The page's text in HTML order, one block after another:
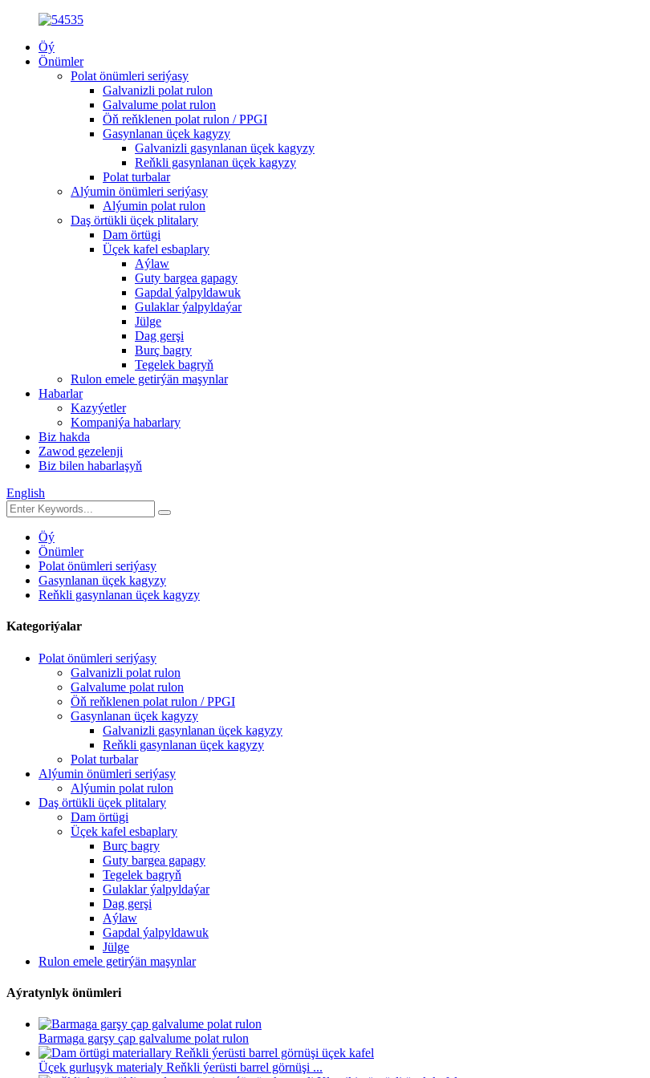
Öý
Önümler
Polat önümleri seriýasy
Galvanizli polat rulon
Galvalume polat rulon
Öň reňklenen polat rulon / PPGI
Gasynlanan üçek kagyzy
Galvanizli gasynlanan üçek kagyzy
Reňkli gasynlanan üçek kagyzy
Polat turbalar
Alýumin önümleri seriýasy
Alýumin polat rulon
Daş örtükli üçek plitalary
Dam örtügi
Üçek kafel esbaplary
Aýlaw
Guty bargea gapagy
Gapdal ýalpyldawuk
Gulaklar ýalpyldaýar
Jülge
Dag gerşi
Burç bagry
Tegelek bagryň
Rulon emele getirýän maşynlar
Habarlar
Kazyýetler
Kompaniýa habarlary
Biz hakda
Zawod gezelenji
Biz bilen habarlaşyň
English
Öý
Önümler
Polat önümleri seriýasy
Gasynlanan üçek kagyzy
Reňkli gasynlanan üçek kagyzy
Kategoriýalar
Polat önümleri seriýasy
Galvanizli polat rulon
Galvalume polat rulon
Öň reňklenen polat rulon / PPGI
Gasynlanan üçek kagyzy
Galvanizli gasynlanan üçek kagyzy
Reňkli gasynlanan üçek kagyzy
Polat turbalar
Alýumin önümleri seriýasy
Alýumin polat rulon
Daş örtükli üçek plitalary
Dam örtügi
Üçek kafel esbaplary
Burç bagry
Guty bargea gapagy
Tegelek bagryň
Gulaklar ýalpyldaýar
Dag gerşi
Aýlaw
Gapdal ýalpyldawuk
Jülge
Rulon emele getirýän maşynlar
Aýratynlyk önümleri
Barmaga garşy çap galvalume polat rulon
Üçek gurluşyk materialy Reňkli ýerüsti barrel görnüşi ...